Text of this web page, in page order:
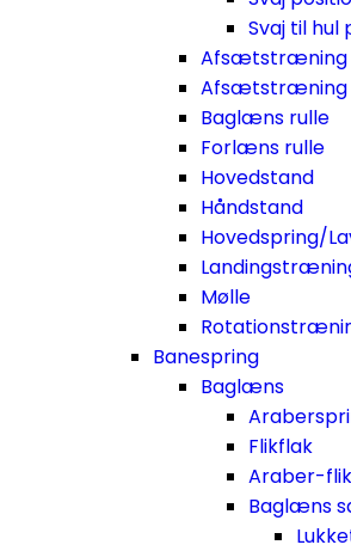
Svaj til hul
Afsætstræning
Afsætstræning
Baglæns rulle
Forlæns rulle
Hovedstand
Håndstand
Hovedspring/
Mølle
Banespring
Baglæns
Flikflak
Araber-
Baglæns